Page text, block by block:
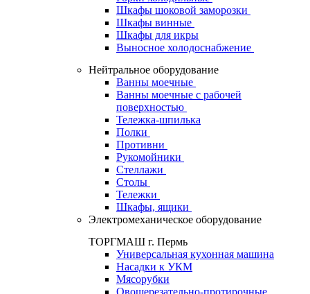
Шкафы шоковой заморозки
Шкафы винные
Шкафы для икры
Выносное холодоснабжение
Нейтральное оборудование
Ванны моечные
Ванны моечные с рабочей
поверхностью
Тележка-шпилька
Полки
Противни
Рукомойники
Стеллажи
Столы
Тележки
Шкафы, ящики
Электромеханическое оборудование
ТОРГМАШ г. Пермь
Универсальная кухонная машина
Насадки к УКМ
Мясорубки
Овощерезательно-протирочные